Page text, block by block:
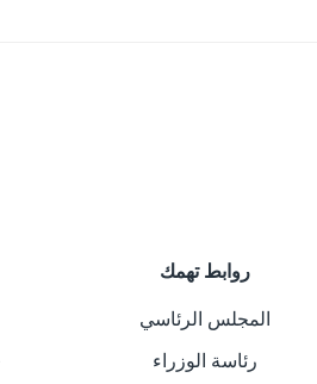
روابط تهمك
المجلس الرئاسي
رئاسة الوزراء